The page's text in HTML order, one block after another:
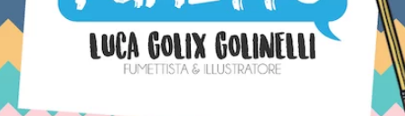
Contatti
Latest news & updates